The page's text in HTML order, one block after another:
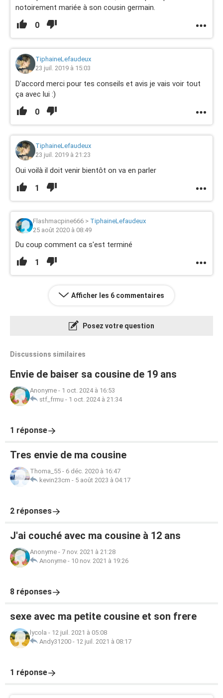
notoirement mariée à son cousin germain.
0
TiphaineLefaudeux
23 juil. 2019 à 15:03
D'accord merci pour tes conseils et avis je vais voir tout
ça avec lui :)
0
TiphaineLefaudeux
23 juil. 2019 à 21:23
Oui voilà il doit venir bientôt on va en parler
1
Flashmacpine666 > TiphaineLefaudeux
25 août 2020 à 08:49
Du coup comment ca s'est terminé
1
Afficher les 6 commentaires
Posez votre question
Discussions similaires
Envie de baiser sa cousine de 19 ans
Anonyme - 1 oct. 2024 à 16:53
stf_frmu - 1 oct. 2024 à 21:34
1 réponse
Tres envie de ma cousine
Thoma_55 - 6 déc. 2020 à 16:47
kevin23cm - 5 août 2023 à 04:17
2 réponses
J'ai couché avec ma cousine à 12 ans
Anonyme - 7 nov. 2021 à 21:28
Anonyme - 10 nov. 2021 à 19:26
8 réponses
sexe avec ma petite cousine et son frere
lycola - 12 juil. 2021 à 05:08
Andy31200 - 12 juil. 2021 à 08:17
1 réponse